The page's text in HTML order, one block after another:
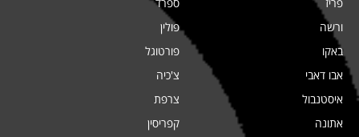
ורשה
באקו
אבו דאבי
איסטנבול
אתונה
פולין
פורטוגל
צ'כיה
צרפת
קפריסין